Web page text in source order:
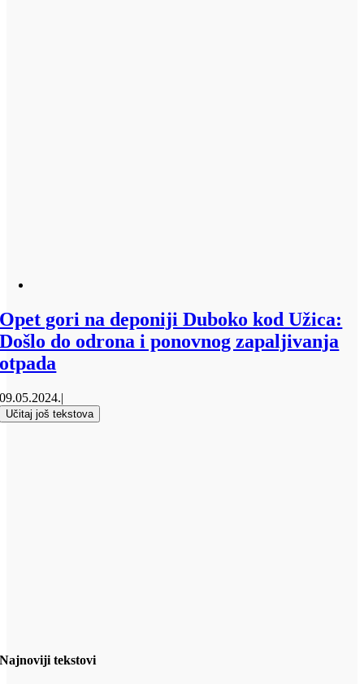
Opet gori na deponiji Duboko kod Užica:
Došlo do odrona i ponovnog zapaljivanja
otpada
09.05.2024.|
Učitaj još tekstova
Najnoviji tekstovi